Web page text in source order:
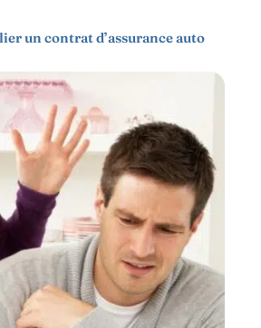
un contrat d’assurance auto